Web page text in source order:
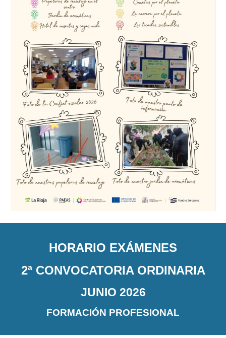
HORARIO EXÁMENES
2ª CONVOCATORIA ORDINARIA
JUNIO 2026
FORMACIÓN PROFESIONAL